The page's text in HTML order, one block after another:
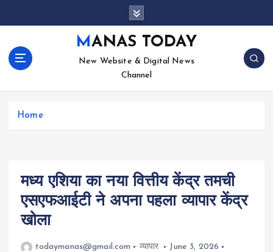
c
MANAS TODAY
New Website & Digital News
Channel
Home
मध्य एशिया का नया वित्तीय केंद्र तमची
एसएफआईटी ने अपना पहला व्यापार केंद्र
खोला
todaymanas@gmail.com व्यापार
June 3, 2026